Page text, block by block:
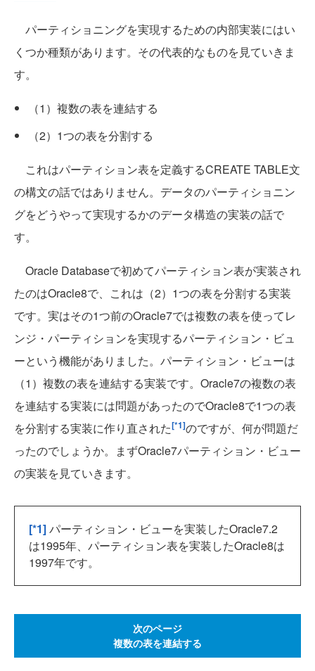
パーティショニングを実現するための内部実装にはい
くつか種類があります。その代表的なものを見ていきま
す。
（1）複数の表を連結する
（2）1つの表を分割する
これはパーティション表を定義するCREATE TABLE文
の構文の話ではありません。データのパーティショニン
グをどうやって実現するかのデータ構造の実装の話で
す。
Oracle Databaseで初めてパーティション表が実装され
たのはOracle8で、これは（2）1つの表を分割する実装
です。実はその1つ前のOracle7では複数の表を使ってレ
ンジ・パーティションを実現するパーティション・ビュ
ーという機能がありました。パーティション・ビューは
（1）複数の表を連結する実装です。Oracle7の複数の表
を連結する実装には問題があったのでOracle8で1つの表
を分割する実装に作り直された[*1]のですが、何が問題だ
ったのでしょうか。まずOracle7パーティション・ビュー
の実装を見ていきます。
[*1]パーティション・ビューを実装したOracle7.2
は1995年、パーティション表を実装したOracle8は
1997年です。
次のページ
複数の表を連結する